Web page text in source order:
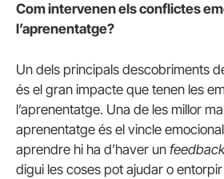
Com intervenen els conflictes
l’aprenentatge?
Un dels principals descobriments
és el gran impacte que tenen les
l’aprenentatge. Una de les millor
aprenentatge és el vincle
aprendre hi ha d’haver un feedback
digui les coses pot ajudar o entorpir